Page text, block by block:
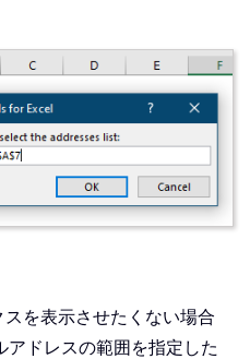
= "Test"
"Dear " _
& vbNewLine &
"This is a test
"sending in Excel"
を表示させたくない場合
ドレスの範囲を指定した